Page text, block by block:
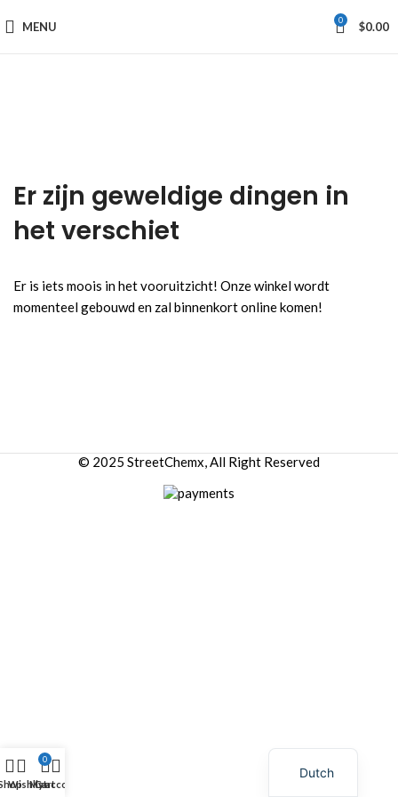
MENU 0 $0.00
Er zijn geweldige dingen in
het verschiet
Er is iets moois in het vooruitzicht! Onze winkel wordt
momenteel gebouwd en zal binnenkort online komen!
© 2025 StreetChemx, All Right Reserved
Wishlist
0
Cart
My account
Dutch